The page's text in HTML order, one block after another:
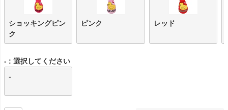
ショッキングピン
ク
ピンク レッド
-
選択してください
-